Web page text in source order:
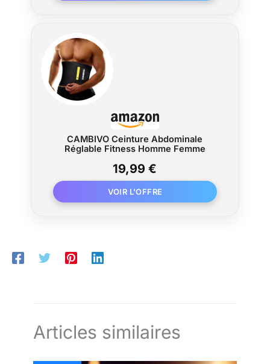
CAMBIVO Ceinture Abdominale
Réglable Fitness Homme Femme
19,99 €
Articles similaires